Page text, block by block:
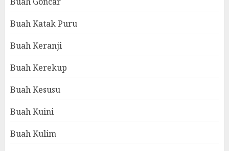
Buah Katak Puru
Buah Keranji
Buah Kerekup
Buah Kesusu
Buah Kuini
Buah Kulim